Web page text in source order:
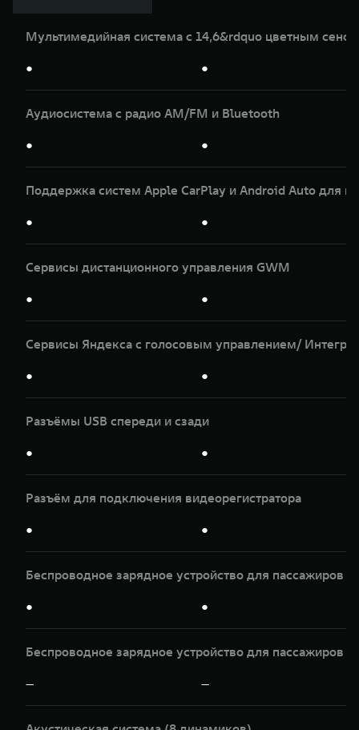
Мультимедийная система с 14,6&rdquo цветным
● ●
Аудиосистема с радио AM/FM и Bluetooth
● ●
Поддержка систем Apple CarPlay и Android Auto для
● ●
Сервисы дистанционного управления GWM
● ●
Сервисы Яндекса с голосовым управлением/
● ●
Разъёмы USB спереди и сзади
● ●
Разъём для подключения видеорегистратора
● ●
Беспроводное зарядное устройство для пассажиров
● ●
Беспроводное зарядное устройство для пассажиров
— —